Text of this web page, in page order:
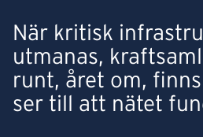
När kritisk
utmanas,
runt, året om,
ser till att nätet